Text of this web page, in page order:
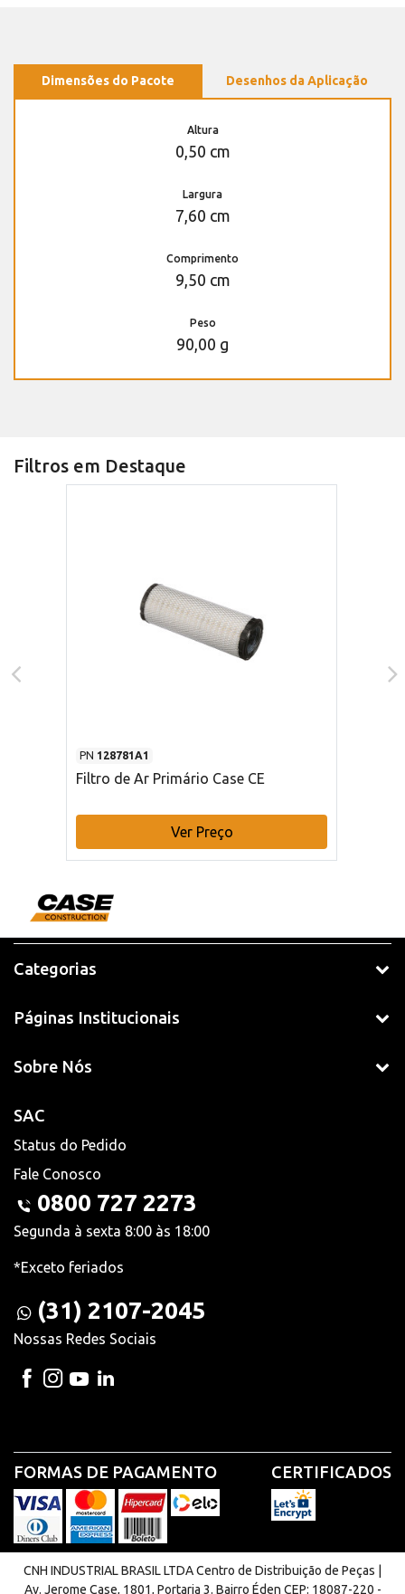
Dimensões do Pacote Desenhos da Aplicação
Altura
0,50 cm
Largura
7,60 cm
Comprimento
9,50 cm
Peso
90,00 g
Filtros em Destaque
PN 128781A1
Filtro de Ar Primário Case CE
Ver Preço
Categorias
Páginas Institucionais
Sobre Nós
SAC
Status do Pedido
Fale Conosco
0800 727 2273
Segunda à sexta 8:00 às 18:00
*Exceto feriados
(31) 2107-2045
Nossas Redes Sociais
FORMAS DE PAGAMENTO CERTIFICADOS
CNH INDUSTRIAL BRASIL LTDA Centro de Distribuição de Peças |
Av. Jerome Case, 1801, Portaria 3. Bairro Éden CEP: 18087-220 -